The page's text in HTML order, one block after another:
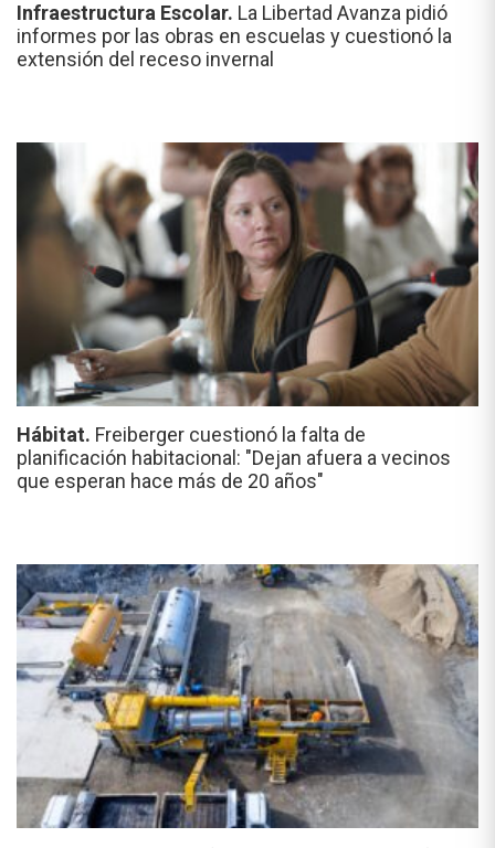
Infraestructura Escolar. La Libertad Avanza pidió
informes por las obras en escuelas y cuestionó la
extensión del receso invernal
Hábitat. Freiberger cuestionó la falta de
planificación habitacional: "Dejan afuera a vecinos
que esperan hace más de 20 años"